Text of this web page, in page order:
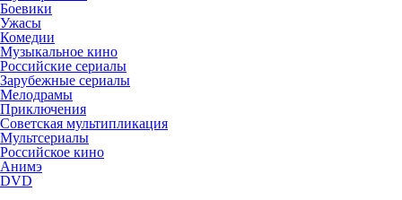
Боевики
Ужасы
Комедии
Музыкальное кино
Российские сериалы
Зарубежные сериалы
Мелодрамы
Приключения
Советская мультипликация
Мультсериалы
Российское кино
Анимэ
DVD